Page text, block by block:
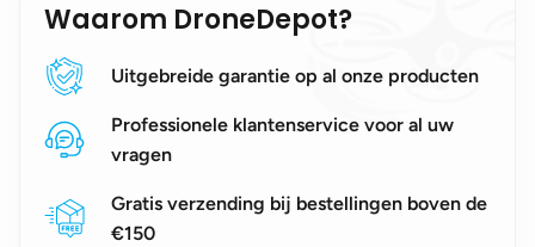
Waarom DroneDepot?
Uitgebreide garantie op al onze producten
Professionele klantenservice voor al uw
vragen
Gratis verzending bij bestellingen boven de
€150